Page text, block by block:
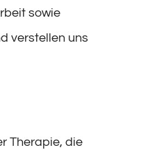
sowie
verstellen uns
Therapie, die